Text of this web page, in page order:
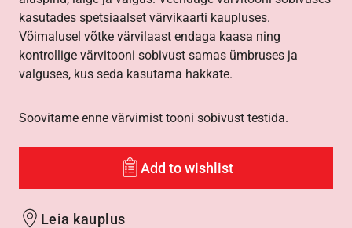
kasutades spetsiaalset värvikaarti kaupluses.
Võimalusel võtke värvilaast endaga kaasa ning
kontrollige värvitooni sobivust samas ümbruses ja
valguses, kus seda kasutama hakkate.
Soovitame enne värvimist tooni sobivust testida.
Add to wishlist
Leia kauplus